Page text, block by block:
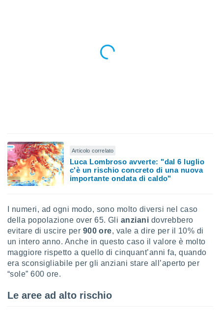
Per
tuo
o
dei
facendo
cookie
sito
il
Articolo correlato
Luca Lombroso avverte: "dal 6 luglio
c'è un rischio concreto di una nuova
importante ondata di caldo"
I numeri, ad ogni modo, sono molto diversi nel caso
della popolazione over 65. Gli anziani dovrebbero
evitare di uscire per 900 ore, vale a dire per il 10% di
un intero anno. Anche in questo caso il valore è molto
maggiore rispetto a quello di cinquant’anni fa, quando
era sconsigliabile per gli anziani stare all’aperto per
“sole” 600 ore.
Le aree ad alto rischio